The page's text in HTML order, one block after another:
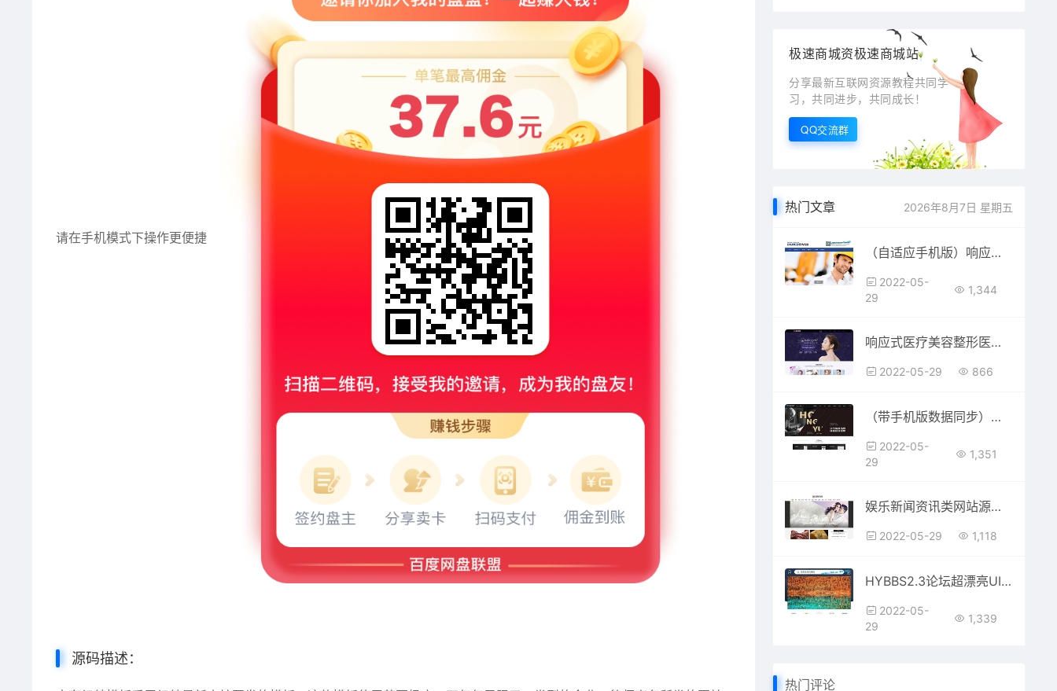
请在手机模式下操作更便捷
源码描述：
极速商城资极速商城站
分享最新互联网资源教程共同学
习，共同进步，共同成长！
QQ交流群
热门文章 2026年8月7日 星期五
（自适应手机版）响应式外贸网站源码 HTML5蓝色高端简洁外贸企业公司织梦模板
2022-05-
29
1,344
响应式医疗美容整形医院网站模板(自适应手机移动端)
2022-05-29 866
（带手机版数据同步）铝合金门窗定制类网站源码 五金门窗铝合金网站织梦模板
2022-05-
29
1,351
娱乐新闻资讯类网站源码 时尚新闻资讯类网站织梦模板 (带手机版数据同步)
2022-05-29 1,118
HYBBS2.3论坛超漂亮UI界面M-TOUCH V4.0.3多色手机模板+专属插件
2022-05-
29
1,339
热门评论